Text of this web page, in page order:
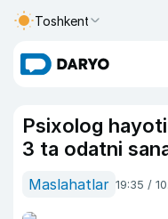
Toshkent
Psixolog
3 ta odatni
Maslahatlar 19:35 /